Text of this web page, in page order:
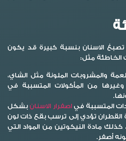
الاسنان بنسبة كبيرة قد يكون
الخاطئة مثل:
والمشروبات الملونة مثل الشاي،
وغيرها من المأكولات المتسببة في
المتسببة فياصفرار الاسنان بشكل
القطران تؤدي إلى ترسب بقع ذات لون
كذلك مادة النيكوتين من المواد التي
أصفر.